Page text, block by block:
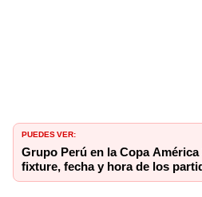
PUEDES VER:
Grupo Perú en la Copa América
fixture, fecha y hora de los